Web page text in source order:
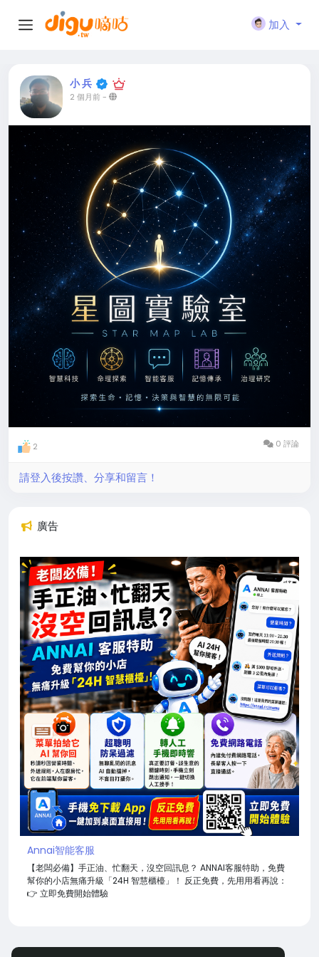
加入
小 兵
2 個月前-
2 0 評論
請登入後按讚、分享和留言！
廣告
Annai智能客服
【老闆必備】手正油、忙翻天，沒空回訊息？ ANNAI客服特助，免費
幫你的小店無痛升級「24H 智慧櫃檯」！ 反正免費，先用用看再說：
👉 立即免費開始體驗